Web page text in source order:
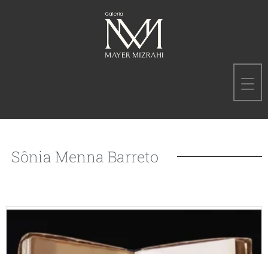
Sônia Menna Barreto